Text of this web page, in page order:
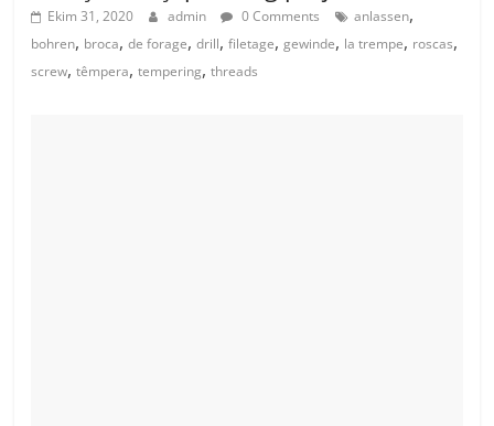
Ekim 31, 2020 admin 0 Comments anlassen,
bohren, broca,de forage,drill,filetage,gewinde, la trempe, roscas,
screw,têmpera,tempering,threads